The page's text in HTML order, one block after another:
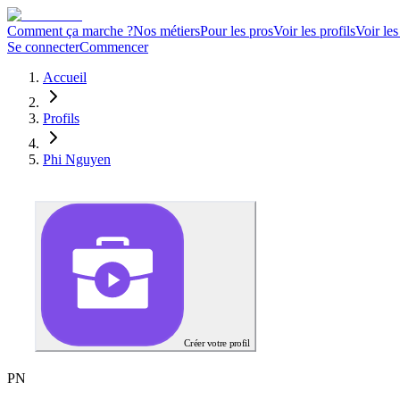
Comment ça marche ?Nos métiersPour les prosVoir les profilsVoir
Se connecterCommencer
Accueil
Profils
Phi Nguyen
Créer votre profil
PN